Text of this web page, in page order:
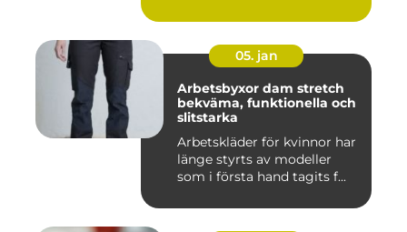
05. jan
Arbetsbyxor dam stretch
bekväma, funktionella och
slitstarka
Arbetskläder för kvinnor har
länge styrts av modeller
som i första hand tagits f...